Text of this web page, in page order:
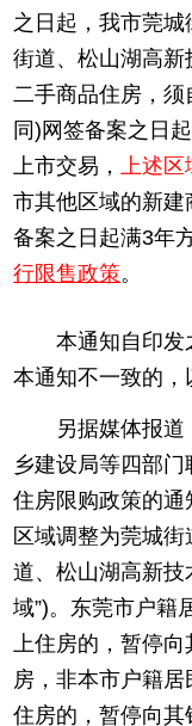
之日起，我市莞
街道、松山湖高
二手商品住房，
同)网签备案之日
上市交易，上述区
市其他区域的新
备案之日起满3年
行限售政策。
本通知自印发
本通知不一致的，
另据媒体报
乡建设局等四部
住房限购政策的
区域调整为莞城
道、松山湖高新技
域”)。东莞市户籍
上住房的，暂停
房，非本市户籍
住房的，暂停向